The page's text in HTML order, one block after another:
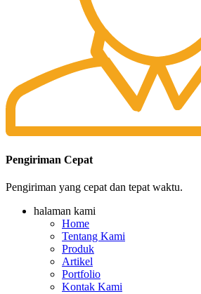
Pengiriman Cepat
Pengiriman yang cepat dan tepat waktu.
halaman kami
Home
Tentang Kami
Produk
Artikel
Portfolio
Kontak Kami